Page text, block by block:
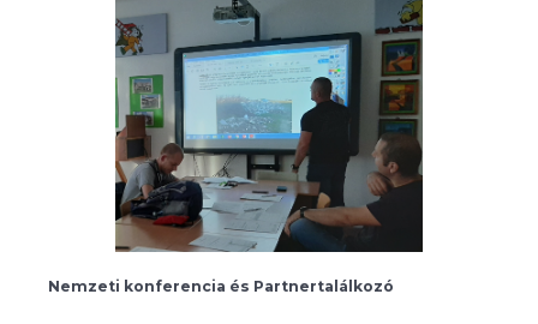
Nemzeti konferencia és Partnertalálkozó